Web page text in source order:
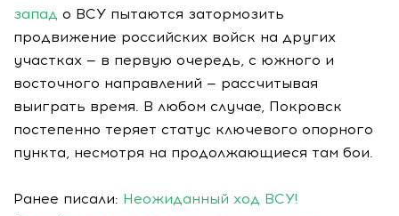
запад о ВСУ пытаются затормозить
продвижение российских войск на других
участках — в первую очередь, с южного и
восточного направлений — рассчитывая
выиграть время. В любом случае, Покровск
постепенно теряет статус ключевого опорного
пункта, несмотря на продолжающиеся там бои.
Ранее писали: Неожиданный ход ВСУ!